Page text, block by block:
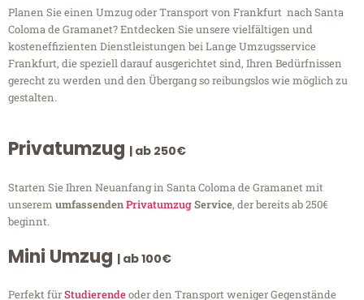
Planen Sie einen Umzug oder Transport von Frankfurt nach Santa
Coloma de Gramanet? Entdecken Sie unsere vielfältigen und
kosteneffizienten Dienstleistungen bei Lange Umzugsservice
Frankfurt, die speziell darauf ausgerichtet sind, Ihren Bedürfnissen
gerecht zu werden und den Übergang so reibungslos wie möglich zu
gestalten.
Privatumzug | ab 250€
Starten Sie Ihren Neuanfang in Santa Coloma de Gramanet mit
unserem umfassendenPrivatumzugService, der bereits ab 250€
beginnt.
Mini Umzug | ab 100€
Perfekt fürStudierendeoder den Transport weniger Gegenstände